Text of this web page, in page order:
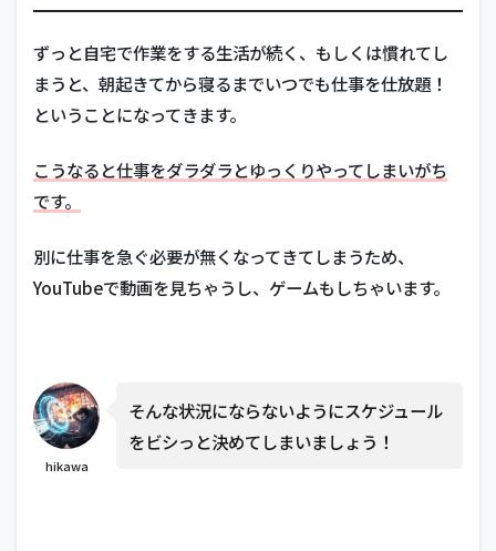
ずっと自宅で作業をする生活が続く、もしくは慣れてし
まうと、朝起きてから寝るまでいつでも仕事を仕放題！
ということになってきます。
こうなると仕事をダラダラとゆっくりやってしまいがち
です。
別に仕事を急ぐ必要が無くなってきてしまうため、
YouTubeで動画を見ちゃうし、ゲームもしちゃいます。
hikawa
そんな状況にならないようにスケジュール
をビシっと決めてしまいましょう！